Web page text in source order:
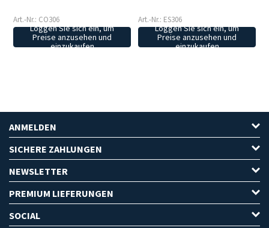
Art.-Nr.: CO306
Loggen Sie sich ein, um
Preise anzusehen und
einzukaufen
Art.-Nr.: ES306
Loggen Sie sich ein, um
Preise anzusehen und
einzukaufen
ANMELDEN
SICHERE ZAHLUNGEN
NEWSLETTER
PREMIUM LIEFERUNGEN
SOCIAL